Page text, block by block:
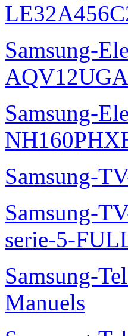
Samsung-
Samsung-
Samsung-
Samsung-
serie-5-
Samsung-
Manuels